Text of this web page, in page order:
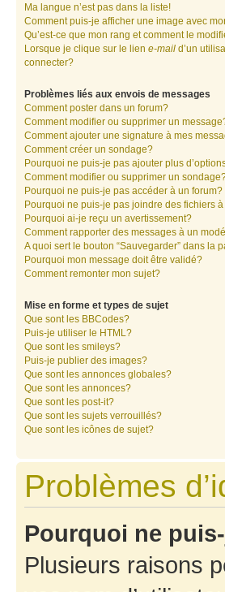
Ma langue n’est pas dans la liste!
Comment puis-je afficher une image avec
Qu’est-ce que mon rang et comment le
Lorsque je clique sur le lien e-mail d’un
connecter?
Problèmes liés aux envois de messages
Comment poster dans un forum?
Comment modifier ou supprimer un
Comment ajouter une signature à mes
Comment créer un sondage?
Pourquoi ne puis-je pas ajouter plus
Comment modifier ou supprimer un
Pourquoi ne puis-je pas accéder à un forum?
Pourquoi ne puis-je pas joindre des fichiers
Pourquoi ai-je reçu un avertissement?
Comment rapporter des messages à un
A quoi sert le bouton “Sauvegarder” dans la
Pourquoi mon message doit être validé?
Comment remonter mon sujet?
Mise en forme et types de sujet
Que sont les BBCodes?
Puis-je utiliser le HTML?
Que sont les smileys?
Puis-je publier des images?
Que sont les annonces globales?
Que sont les annonces?
Que sont les post-it?
Que sont les sujets verrouillés?
Que sont les icônes de sujet?
Problèmes
Pourquoi ne
Plusieurs raisons